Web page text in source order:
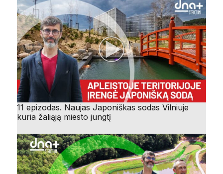
11 epizodas. Naujas Japoniškas sodas Vilniuje
kuria žaliąją miesto jungtį